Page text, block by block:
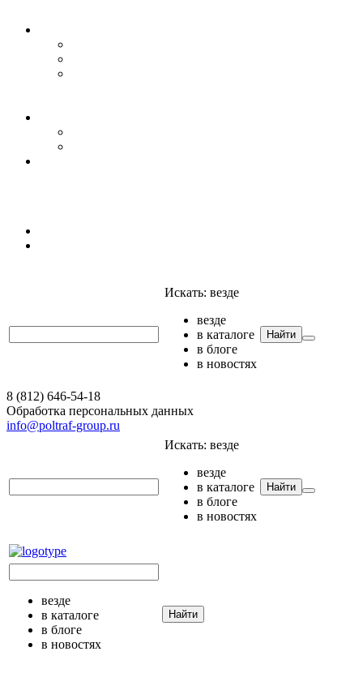
Искать: везде
везде
в каталоге
в блоге
в новостях
Найти
8 (812) 646-54-18
Обработка персональных данных
info@poltraf-group.ru
Искать: везде
везде
в каталоге
в блоге
в новостях
Найти
везде
в каталоге
в блоге
в новостях
Найти